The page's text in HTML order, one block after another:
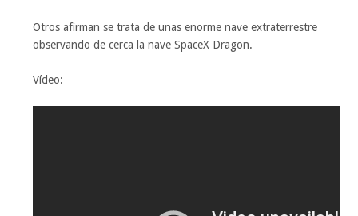
Otros afirman se trata de unas enorme nave extraterrestre
observando de cerca la nave SpaceX Dragon.
Vídeo: